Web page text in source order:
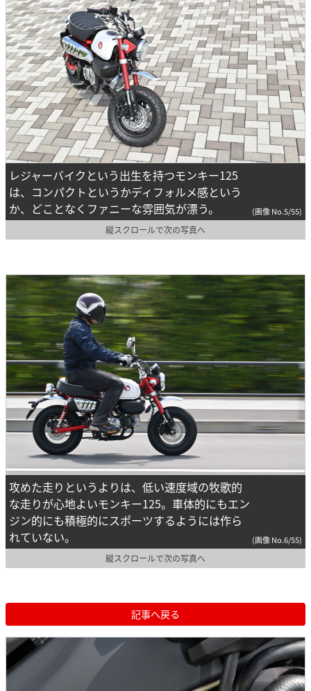
レジャーバイクという出生を持つモンキー125
は、コンパクトというかディフォルメ感という
か、どことなくファニーな雰囲気が漂う。
(画像 No.5/55)
縦スクロールで次の写真へ
攻めた走りというよりは、低い速度域の牧歌的
な走りが心地よいモンキー125。車体的にもエン
ジン的にも積極的にスポーツするようには作ら
れていない。
(画像 No.6/55)
縦スクロールで次の写真へ
記事へ戻る